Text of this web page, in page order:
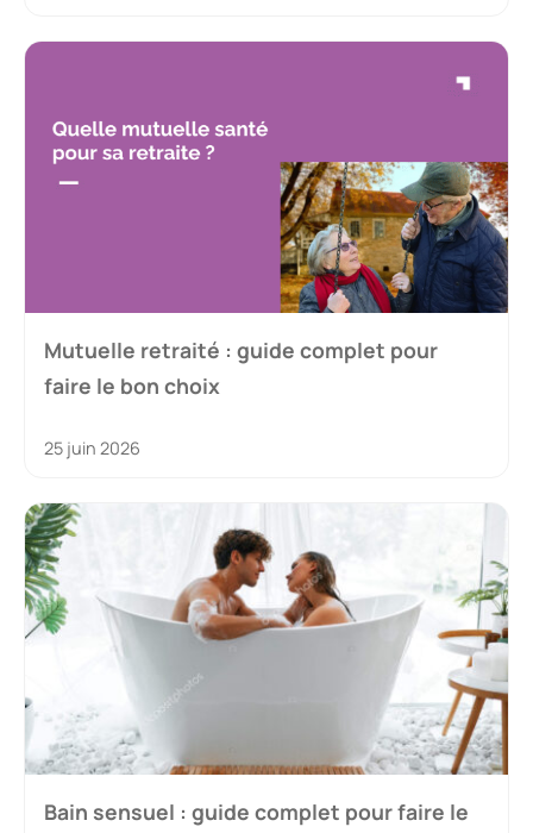
Mutuelle retraité : guide complet pour
faire le bon choix
25 juin 2026
Bain sensuel : guide complet pour faire le